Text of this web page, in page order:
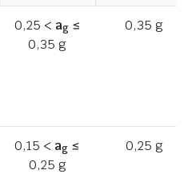
0,25 < ag≤
0,35 g
0,35 g
0,15 < ag ≤
0,25 g
0,25 g